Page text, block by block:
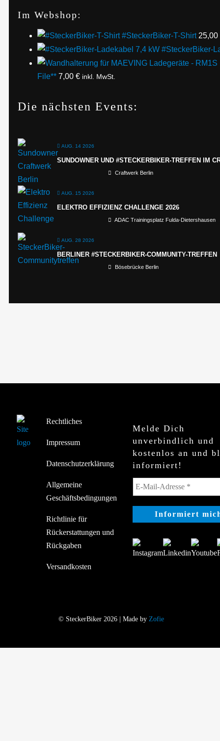
Im Webshop:
#SteckerBiker-T-Shirt 25,00
#SteckerBiker-
File** 7,00 € inkl. MwSt.
Die nächsten Events:
AUG. 14 2026
SUNDOWNER UND #STECKERBIKER-TREFFEN IM
Craftwerk Berlin
AUG. 15 2026
ELEKTRO EFFIZIENZ CHALLENGE 2026
ADAC Trainingsplatz Fulda-Dietershausen
AUG. 28 2026
BERLINER #STECKERBIKER-COMMUNITY-TREFFEN
Bösebrücke Berlin
Rechtliches
Impressum
Datenschutzerklärung
Allgemeine
Geschäftsbedingungen
Richtlinie für
Rückerstattungen und
Rückgaben
Versandkosten
Melde Dich
unverbindlich und
kostenlos an und
informiert!
© SteckerBiker 2026 | Made by Zofie